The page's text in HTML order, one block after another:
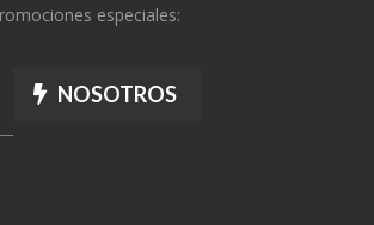
especiales:
NOSOTROS